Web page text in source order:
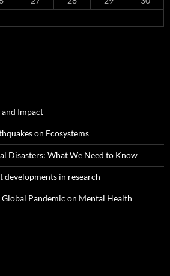
Impact
on Ecosystems
Disasters: What We Need to Know
developments in research
Pandemic on Mental Health